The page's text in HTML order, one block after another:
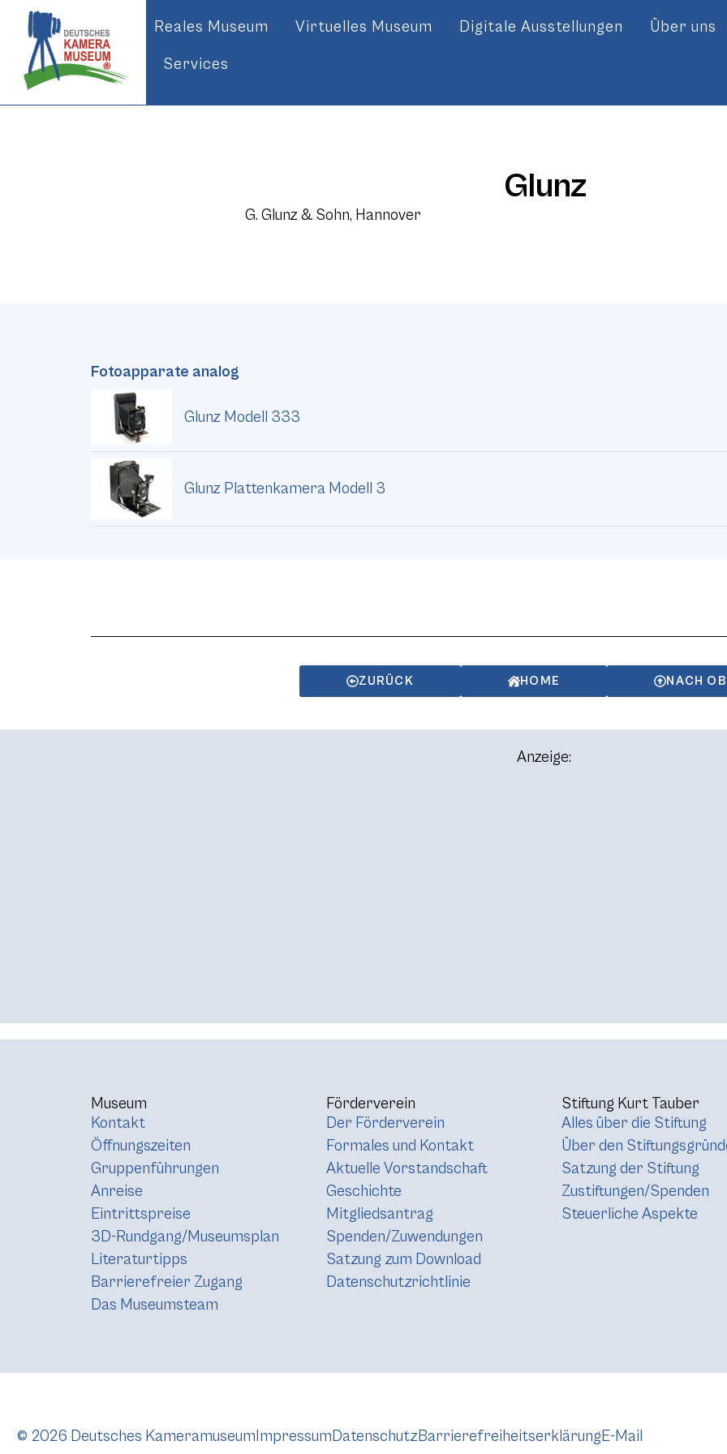
Reales Museum Virtuelles Museum Digitale Ausstellungen Über uns
Services
Glunz
G. Glunz & Sohn, Hannover
Fotoapparate analog
Glunz Modell 333
Glunz Plattenkamera Modell 3
ZURÜCK HOME NACH
Anzeige:
Museum
Kontakt
Öffnungszeiten
Gruppenführungen
Anreise
Eintrittspreise
3D-Rundgang/Museumsplan
Literaturtipps
Barrierefreier Zugang
Das Museumsteam
Förderverein
Der Förderverein
Formales und Kontakt
Aktuelle Vorstandschaft
Geschichte
Mitgliedsantrag
Spenden/Zuwendungen
Satzung zum Download
Datenschutzrichtlinie
Stiftung Kurt Tauber
Alles über die Stiftung
Über den
Satzung der Stiftung
Zustiftungen/Spenden
Steuerliche Aspekte
© 2026 Deutsches Kameramuseum ImpressumDatenschutzBarrierefreiheitserklärungE-Mail